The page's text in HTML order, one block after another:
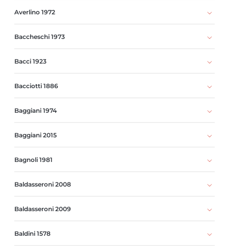
Averlino 1972
Baccheschi 1973
Bacci 1923
Bacciotti 1886
Baggiani 1974
Baggiani 2015
Bagnoli 1981
Baldasseroni 2008
Baldasseroni 2009
Baldini 1578